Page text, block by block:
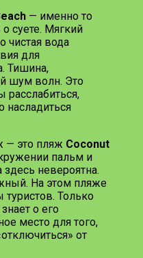
— именно то
суете. Мягкий
чистая вода
для
Тишина,
шум волн. Это
насладиться
— это пляж Coconut
пальм и
невероятна.
На этом пляже
Только
о его
место для того,
от